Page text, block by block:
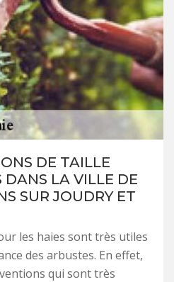
DE TAILLE
DANS LA VILLE DE
SUR JOUDRY ET
les haies sont très utiles
des arbustes. En effet,
qui sont très